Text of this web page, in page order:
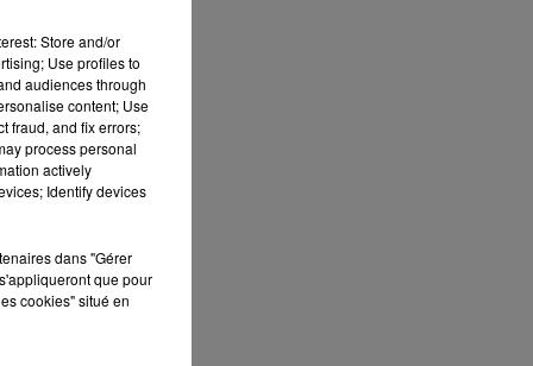
Store and/or
Use profiles to
audiences through
content; Use
fraud, and fix errors;
process personal
actively
Identify devices
dans "Gérer
que pour
cookies" situé en